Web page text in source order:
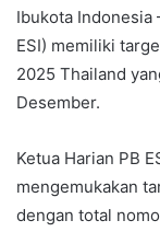
Ibukota Indonesia
ESI) memiliki
2025 Thailand
Desember.
Ketua Harian PB
mengemukakan
dengan total